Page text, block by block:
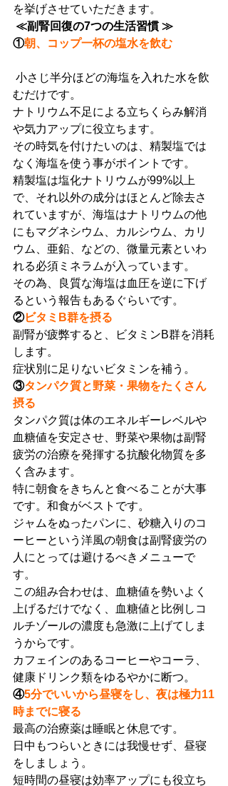
を挙げさせていただきます。
≪副腎回復の7つの生活習慣 ≫
①朝、コップ一杯の塩水を飲む
むだけです。
ナトリウム不足による立ちくらみ解消
や気力アップに役立ちます。
その時気を付けたいのは、精製塩では
なく海塩を使う事がポイントです。
精製塩は塩化ナトリウムが99%以上
で、それ以外の成分はほとんど除去さ
れていますが、海塩はナトリウムの他
にもマグネシウム、カルシウム、カリ
ウム、亜鉛、などの、微量元素といわ
れる必須ミネラムが入っています。
その為、良質な海塩は血圧を逆に下げ
るという報告もあるぐらいです。
②ビタミB群を摂る
副腎が疲弊すると、ビタミンB群を消耗
します。
症状別に足りないビタミンを補う。
③タンパク質と野菜・果物をたくさん
摂る
タンパク質は体のエネルギーレベルや
血糖値を安定させ、野菜や果物は副腎
疲労の治療を発揮する抗酸化物質を多
く含みます。
特に朝食をきちんと食べることが大事
です。和食がベストです。
ジャムをぬったパンに、砂糖入りのコ
ーヒーという洋風の朝食は副腎疲労の
人にとっては避けるべきメニューで
す。
この組み合わせは、血糖値を勢いよく
上げるだけでなく、血糖値と比例しコ
ルチゾールの濃度も急激に上げてしま
うからです。
カフェインのあるコーヒーやコーラ、
健康ドリンク類をゆるやかに断つ。
④5分でいいから昼寝をし、夜は極力11
時までに寝る
最高の治療薬は睡眠と休息です。
日中もつらいときには我慢せず、昼寝
をしましょう。
短時間の昼寝は効率アップにも役立ち